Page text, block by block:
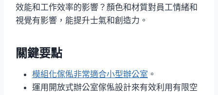
效能和工作效率的影響？顏色和材質對員工情緒和
視覺有影響，能提升士氣和創造力。
關鍵要點
模組化傢俬非常適合小型辦公室 。
運用開放式辦公室傢俬設計來有效利用有限空